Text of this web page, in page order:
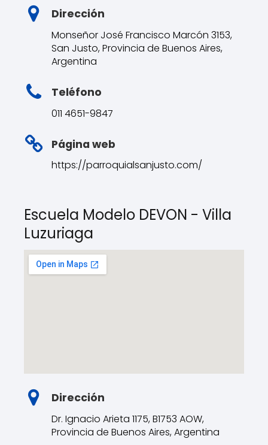
Dirección
Monseñor José Francisco Marcón 3153,
San Justo, Provincia de Buenos Aires,
Argentina
Teléfono
011 4651-9847
Página web
https://parroquialsanjusto.com/
Escuela Modelo DEVON - Villa
Luzuriaga
Dirección
Dr. Ignacio Arieta 1175, B1753 AOW,
Provincia de Buenos Aires, Argentina